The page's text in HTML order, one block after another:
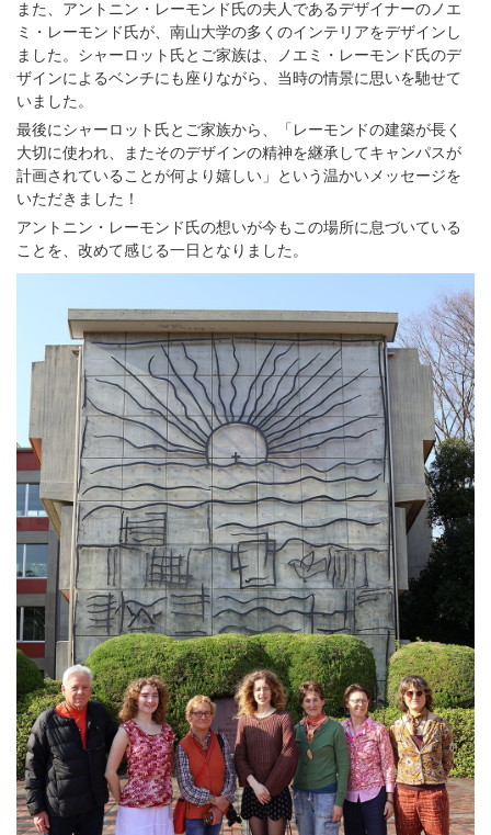
また、アントニン・レーモンド氏の夫人であるデザイナーのノエ
ミ・レーモンド氏が、南山大学の多くのインテリアをデザインし
ました。シャーロット氏とご家族は、ノエミ・レーモンド氏のデ
ザインによるベンチにも座りながら、当時の情景に思いを馳せて
いました。
最後にシャーロット氏とご家族から、「レーモンドの建築が長く
大切に使われ、またそのデザインの精神を継承してキャンパスが
計画されていることが何より嬉しい」という温かいメッセージを
いただきました！
アントニン・レーモンド氏の想いが今もこの場所に息づいている
ことを、改めて感じる一日となりました。